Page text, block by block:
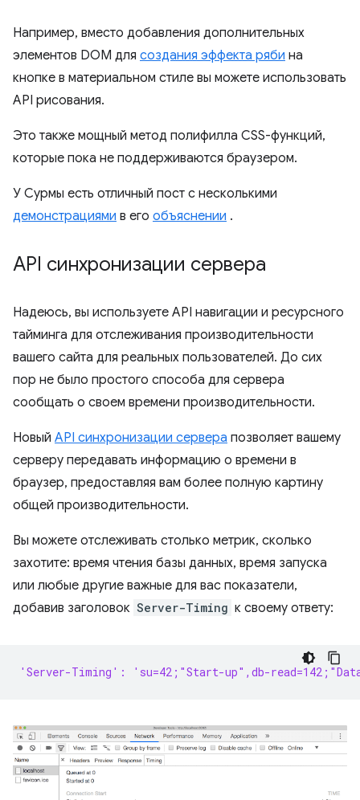
Например, вместо добавления дополнительных
элементов DOM для создания эффекта ряби на
кнопке в материальном стиле вы можете использовать
API рисования.
Это также мощный метод полифилла CSS-функций,
которые пока не поддерживаются браузером.
У Сурмы есть отличный пост с несколькими
демонстрациями в его объяснении .
API синхронизации сервера
Надеюсь, вы используете API навигации и ресурсного
тайминга для отслеживания производительности
вашего сайта для реальных пользователей. До сих
пор не было простого способа для сервера
сообщать о своем времени производительности.
Новый API синхронизации сервера позволяет вашему
серверу передавать информацию о времени в
браузер, предоставляя вам более полную картину
общей производительности.
Вы можете отслеживать столько метрик, сколько
захотите: время чтения базы данных, время запуска
или любые другие важные для вас показатели,
добавив заголовок Server-Timing к своему ответу:
'Server-Timing': 'su=42;"Start-up",db-